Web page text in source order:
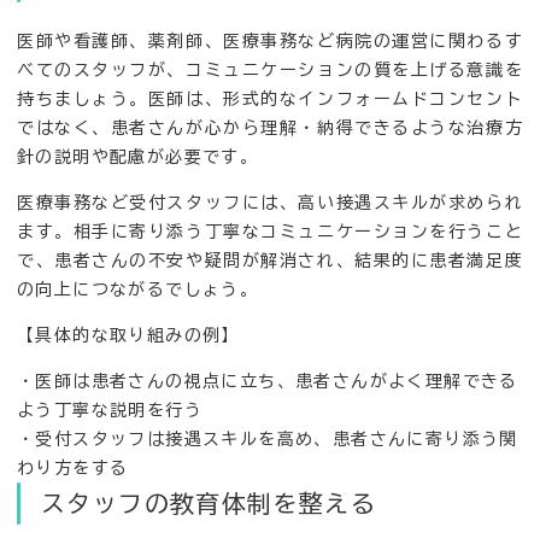
医師や看護師、薬剤師、医療事務など病院の運営に関わるす
べてのスタッフが、コミュニケーションの質を上げる意識を
持ちましょう。医師は、形式的なインフォームドコンセント
ではなく、患者さんが心から理解・納得できるような治療方
針の説明や配慮が必要です。
医療事務など受付スタッフには、高い接遇スキルが求められ
ます。相手に寄り添う丁寧なコミュニケーションを行うこと
で、患者さんの不安や疑問が解消され、結果的に患者満足度
の向上につながるでしょう。
【具体的な取り組みの例】
・医師は患者さんの視点に立ち、患者さんがよく理解できる
よう丁寧な説明を行う
・受付スタッフは接遇スキルを高め、患者さんに寄り添う関
わり方をする
スタッフの教育体制を整える